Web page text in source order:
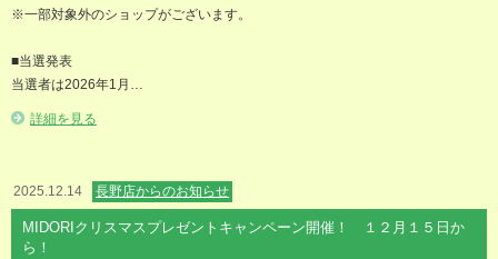
※一部対象外のショップがございます。
■当選発表
当選者は2026年1月…
詳細を見る
2025.12.14 長野店からのお知らせ
MIDORIクリスマスプレゼントキャンペーン開催！ １２月１５日か
ら！